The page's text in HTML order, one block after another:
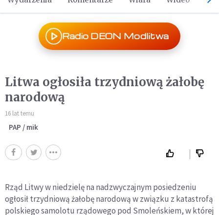
Radio DEON Modlitwa
Litwa ogłosiła trzydniową żałobę
narodową
16 lat temu
PAP / mik
Rząd Litwy w niedzielę na nadzwyczajnym posiedzeniu
ogłosił trzydniową żałobę narodową w związku z katastrofą
polskiego samolotu rządowego pod Smoleńskiem, w której